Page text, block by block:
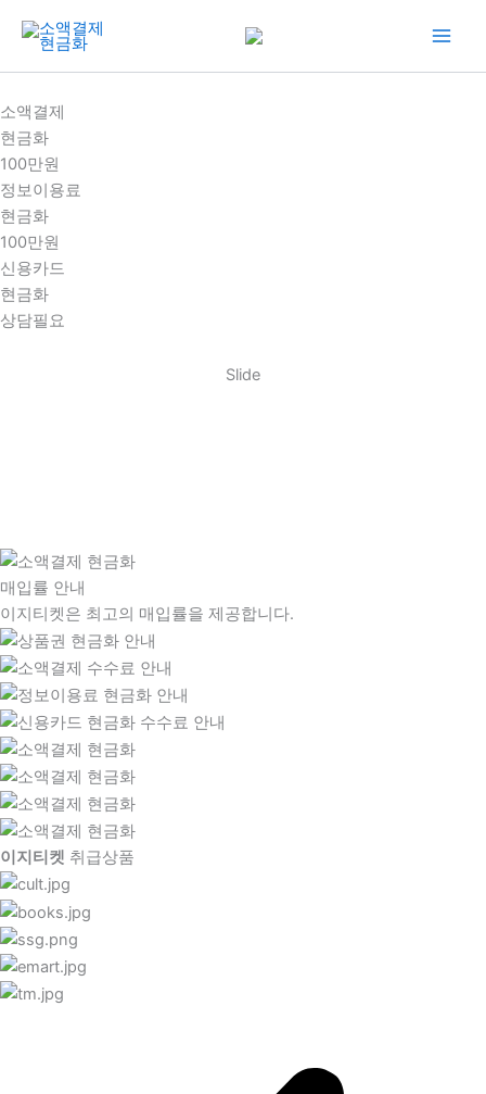
건
너
뛰
기
소액결제
현금화
100만원
정보이용료
현금화
100만원
신용카드
현금화
상담필요
Slide
매입률 안내
이지티켓은 최고의 매입률을 제공합니다.
이지티켓 취급상품